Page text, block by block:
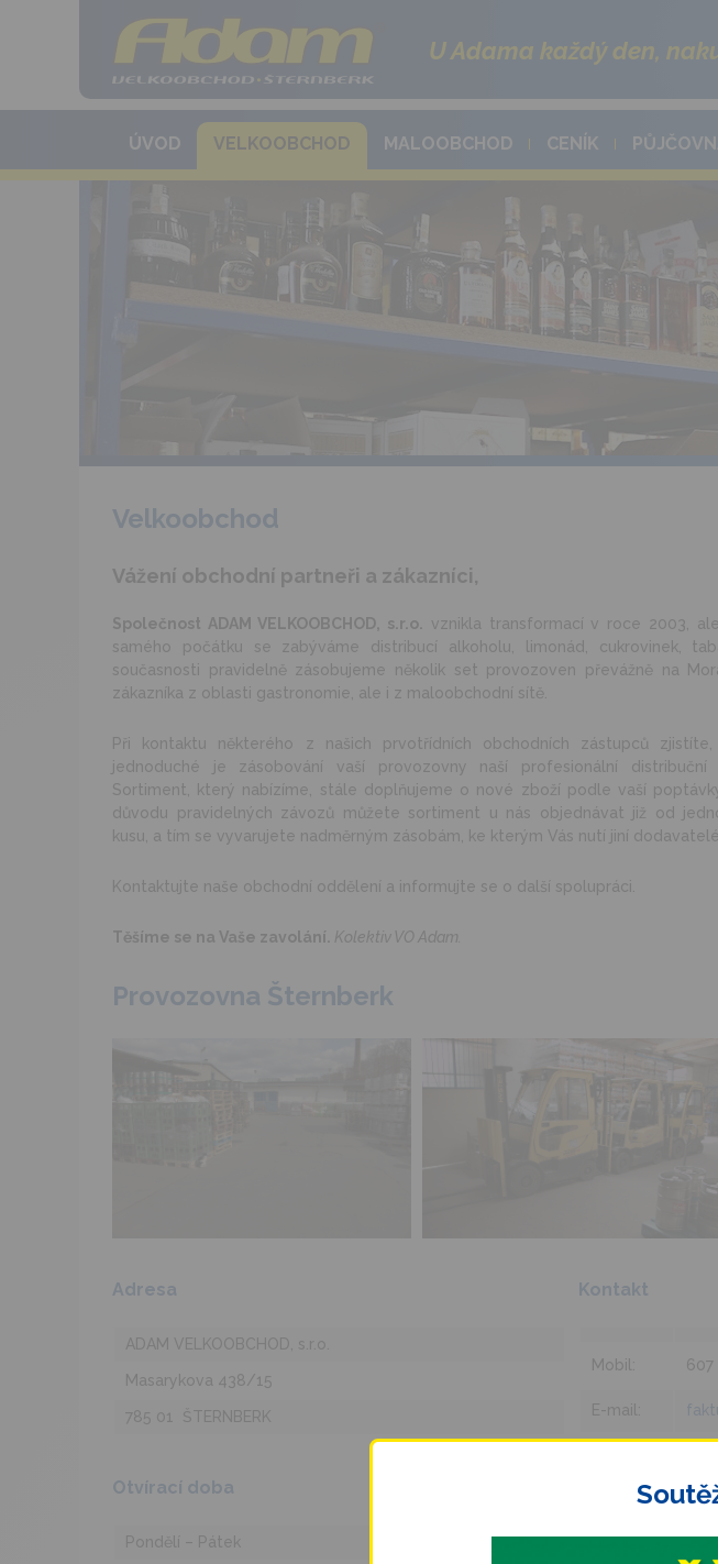
U Adama každý den,
ÚVOD VELKOOBCHOD MALOOBCHOD CENÍK
Velkoobchod
Vážení obchodní partneři a zákazníci,
Společnost ADAM VELKOOBCHOD, s.r.o. vznikla transformací v roce 2003,
samého počátku se zabýváme distribucí alkoholu, limonád, cukrovinek,
současnosti pravidelně zásobujeme několik set provozoven převážně na
zákazníka z oblasti gastronomie, ale i z maloobchodní sítě.
Při kontaktu některého z našich prvotřídních obchodních zástupců zjistíte,
jednoduché je zásobování vaší provozovny naší profesionální distribuční
Sortiment, který nabízíme, stále doplňujeme o nové zboží podle vaší
důvodu pravidelných závozů můžete sortiment u nás objednávat již od
kusu, a tím se vyvarujete nadměrným zásobám, ke kterým Vás nutí jiní dodavatelé.
Kontaktujte naše obchodní oddělení a informujte se o další spolupráci.
Těšíme se na Vaše zavolání. Kolektiv VO Adam.
Provozovna Šternberk
Adresa
ADAM VELKOOBCHOD, s.r.o.
Masarykova 438/15
785 01 ŠTERNBERK
Kontakt
Mobil: 607
E-mail:
Otvírací doba
Pondělí – Pátek 8:00 – 11:30